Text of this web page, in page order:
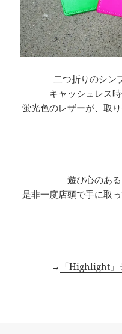
二つ折りのシン
キャッシュレス
蛍光色のレザーが、取
遊び心のある
是非一度店頭で手に取
→ 「Highlight